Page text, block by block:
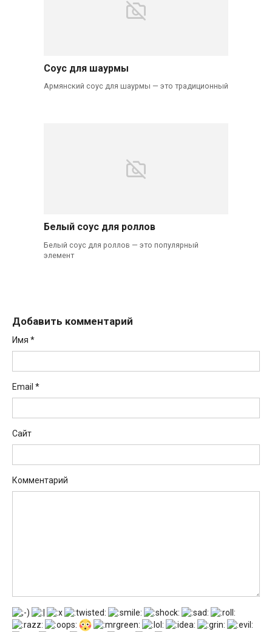
Соус для шаурмы
Армянский соус для шаурмы — это традиционный
Белый соус для роллов
Белый соус для роллов — это популярный
элемент
Добавить комментарий
Имя *
Email *
Сайт
Комментарий